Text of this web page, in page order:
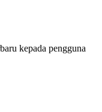
kepada pengguna